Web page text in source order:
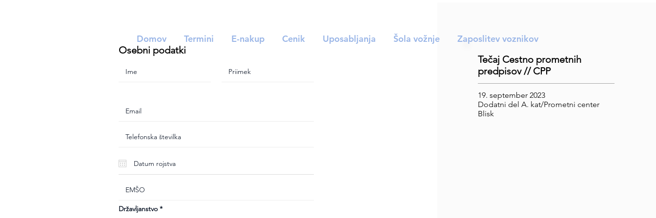
Osebni podatki
Državljanstvo
Tečaj Cestno prometnih
predpisov // CPP
19. september 2023
Dodatni del A. kat/Prometni center
Blisk
Domov Termini E-nakup Cenik Uposabljanja Šola vožnje Zaposlitev voznikov